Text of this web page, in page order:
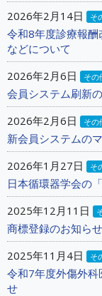
2026年2月14日
そ
令和8年度診療報
などについて
2026年2月6日
その
会員システム刷新
2026年2月6日
その
新会員システムの
2026年1月27日
そ
日本循環器学会の
2025年12月11日
商標登録のお知らせ
2025年11月4日
そ
令和7年度外傷外
せ